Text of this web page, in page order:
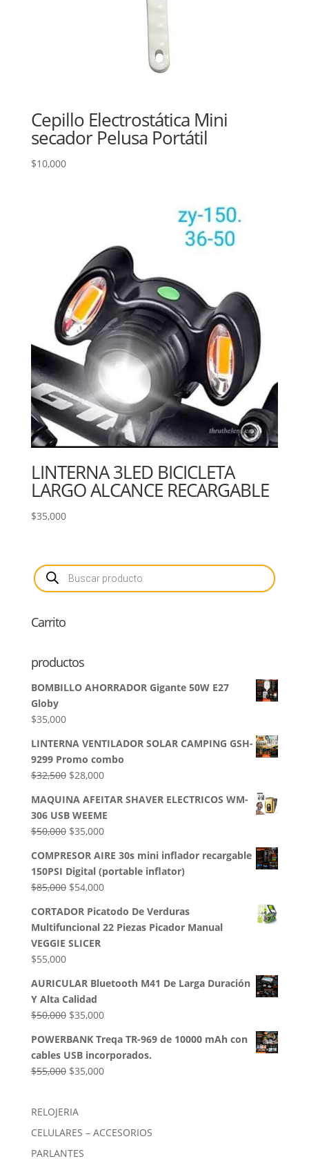
Cepillo Electrostática Mini
secador Pelusa Portátil
$10,000
LINTERNA 3LED BICICLETA
LARGO ALCANCE RECARGABLE
$35,000
Búsqueda
de
productos
Carrito
productos
BOMBILLO AHORRADOR Gigante 50W E27
Globy
$35,000
LINTERNA VENTILADOR SOLAR CAMPING GSH-
9299 Promo combo
$32,500 El
original
era:
$32,500.
$28,000El
actual
es:
$28,000.
MAQUINA AFEITAR SHAVER ELECTRICOS WM-
306 USB WEEME
$50,000 El
original
era:
$50,000.
$35,000El
actual
es:
$35,000.
COMPRESOR AIRE 30s mini inflador recargable
150PSI Digital (portable inflator)
$85,000 El
original
era:
$85,000.
$54,000El
actual
es:
CORTADOR Picatodo De Verduras
Multifuncional 22 Piezas Picador Manual
VEGGIE SLICER
$55,000
AURICULAR Bluetooth M41 De Larga Duración
Y Alta Calidad
$50,000 El
original
era:
$50,000.
$35,000El
actual
es:
$35,000.
POWERBANK Treqa TR-969 de 10000 mAh con
cables USB incorporados.
$55,000 El
era:
$55,000.
$35,000El
$35,000.
RELOJERIA
CELULARES – ACCESORIOS
PARLANTES